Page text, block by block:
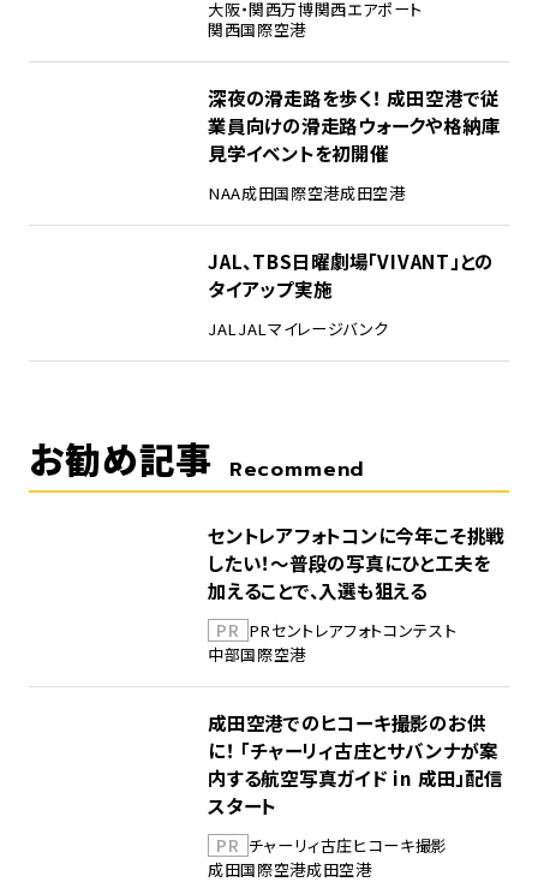
大阪・関西万博関西エアポート
関西国際空港
深夜の滑走路を歩く！ 成田空港で従
業員向けの滑走路ウォークや格納庫
見学イベントを初開催
NAA成田国際空港成田空港
JAL、TBS日曜劇場「VIVANT」との
タイアップ実施
JALJALマイレージバンク
お勧め記事 Recommend
セントレアフォトコンに今年こそ挑戦
したい！～普段の写真にひと工夫を
加えることで、入選も狙える
PR PRセントレアフォトコンテスト
中部国際空港
成田空港でのヒコーキ撮影のお供
に！ 「チャーリィ古庄とサバンナが案
内する航空写真ガイド in 成田」配信
スタート
PR チャーリィ古庄ヒコーキ撮影
成田国際空港成田空港